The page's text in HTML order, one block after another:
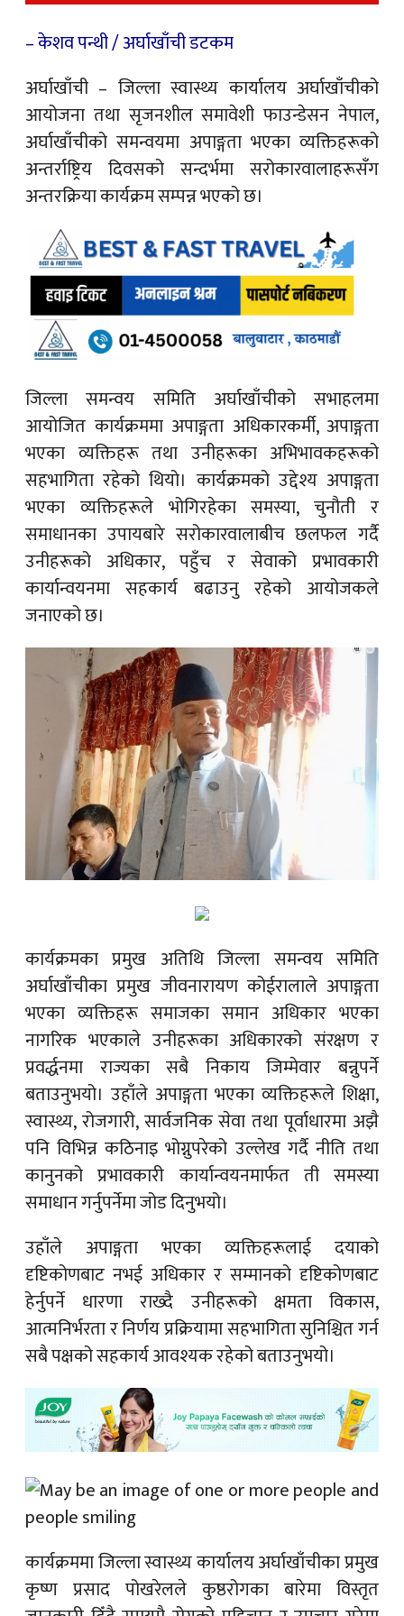
– केशव पन्थी / अर्घाखाँची डटकम
अर्घाखाँची – जिल्ला स्वास्थ्य कार्यालय अर्घाखाँचीको
आयोजना तथा सृजनशील समावेशी फाउन्डेसन नेपाल,
अर्घाखाँचीको समन्वयमा अपाङ्गता भएका व्यक्तिहरूको
अन्तर्राष्ट्रिय दिवसको सन्दर्भमा सरोकारवालाहरूसँग
अन्तरक्रिया कार्यक्रम सम्पन्न भएको छ।
जिल्ला समन्वय समिति अर्घाखाँचीको सभाहलमा
आयोजित कार्यक्रममा अपाङ्गता अधिकारकर्मी, अपाङ्गता
भएका व्यक्तिहरू तथा उनीहरूका अभिभावकहरूको
सहभागिता रहेको थियो। कार्यक्रमको उद्देश्य अपाङ्गता
भएका व्यक्तिहरूले भोगिरहेका समस्या, चुनौती र
समाधानका उपायबारे सरोकारवालाबीच छलफल गर्दै
उनीहरूको अधिकार, पहुँच र सेवाको प्रभावकारी
कार्यान्वयनमा सहकार्य बढाउनु रहेको आयोजकले
जनाएको छ।
कार्यक्रमका प्रमुख अतिथि जिल्ला समन्वय समिति
अर्घाखाँचीका प्रमुख जीवनारायण कोईरालाले अपाङ्गता
भएका व्यक्तिहरू समाजका समान अधिकार भएका
नागरिक भएकाले उनीहरूका अधिकारको संरक्षण र
प्रवर्द्धनमा राज्यका सबै निकाय जिम्मेवार बन्नुपर्ने
बताउनुभयो। उहाँले अपाङ्गता भएका व्यक्तिहरूले शिक्षा,
स्वास्थ्य, रोजगारी, सार्वजनिक सेवा तथा पूर्वाधारमा अझै
पनि विभिन्न कठिनाइ भोग्नुपरेको उल्लेख गर्दै नीति तथा
कानुनको प्रभावकारी कार्यान्वयनमार्फत ती समस्या
समाधान गर्नुपर्नेमा जोड दिनुभयो।
उहाँले अपाङ्गता भएका व्यक्तिहरूलाई दयाको
दृष्टिकोणबाट नभई अधिकार र सम्मानको दृष्टिकोणबाट
हेर्नुपर्ने धारणा राख्दै उनीहरूको क्षमता विकास,
आत्मनिर्भरता र निर्णय प्रक्रियामा सहभागिता सुनिश्चित गर्न
सबै पक्षको सहकार्य आवश्यक रहेको बताउनुभयो।
कार्यक्रममा जिल्ला स्वास्थ्य कार्यालय अर्घाखाँचीका प्रमुख
कृष्ण प्रसाद पोखरेलले कुष्ठरोगका बारेमा विस्तृत